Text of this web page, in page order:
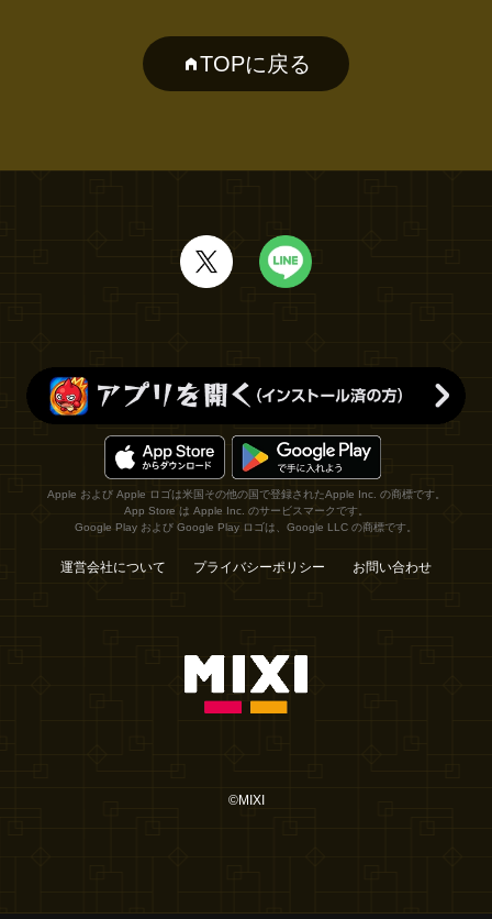
TOPに戻る
Apple および Apple ロゴは米国その他の国で登録されたApple Inc. の商標です。
App Store は Apple Inc. のサービスマークです。
Google Play および Google Play ロゴは、Google LLC の商標です。
運営会社について プライバシーポリシー お問い合わせ
©MIXI